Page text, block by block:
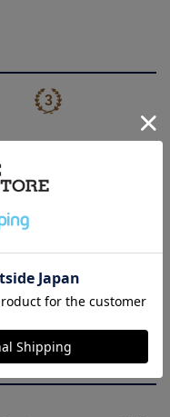
ジャ
フラ
2026/27オーセンティッ
クユニフォーム（フィー
ルド1st）